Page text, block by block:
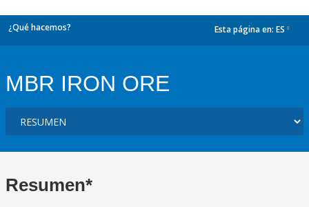
¿Qué hacemos? Esta página en: ES
MBR IRON ORE
Resumen*